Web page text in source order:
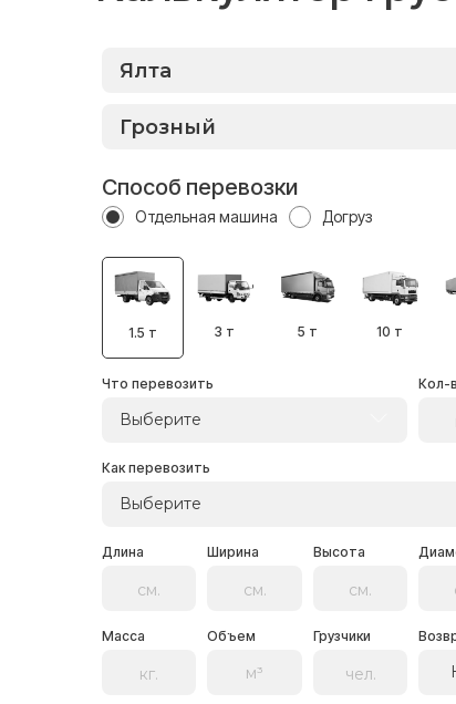
Способ перевозки
Отдельная машина Догруз
1.5 т 3 т 5 т 10 т
Что перевозить
Выберите
Кол-
Как перевозить
Выберите
Длина Ширина Высота
Масса Объем Грузчики